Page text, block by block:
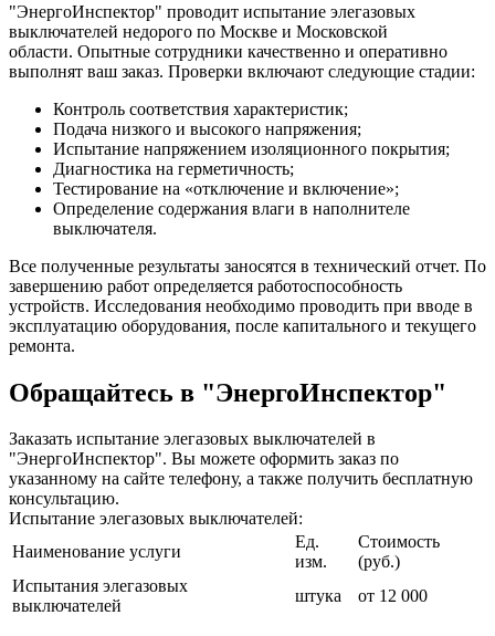
"ЭнергоИнспектор" проводит испытание элегазовых
выключателей недорого по Москве и Московской
области. Опытные сотрудники качественно и оперативно
выполнят ваш заказ. Проверки включают следующие стадии:
Контроль соответствия характеристик;
Подача низкого и высокого напряжения;
Испытание напряжением изоляционного покрытия;
Диагностика на герметичность;
Тестирование на «отключение и включение»;
Определение содержания влаги в наполнителе
выключателя.
Все полученные результаты заносятся в технический отчет. По
завершению работ определяется работоспособность
устройств. Исследования необходимо проводить при вводе в
эксплуатацию оборудования, после капитального и текущего
ремонта.
Обращайтесь в "ЭнергоИнспектор"
Заказать испытание элегазовых выключателей в
"ЭнергоИнспектор". Вы можете оформить заказ по
указанному на сайте телефону, а также получить бесплатную
консультацию.
Испытание элегазовых выключателей:
Наименование услуги
Ед.
изм.
Стоимость
(руб.)
Испытания элегазовых
выключателей
штука от 12 000